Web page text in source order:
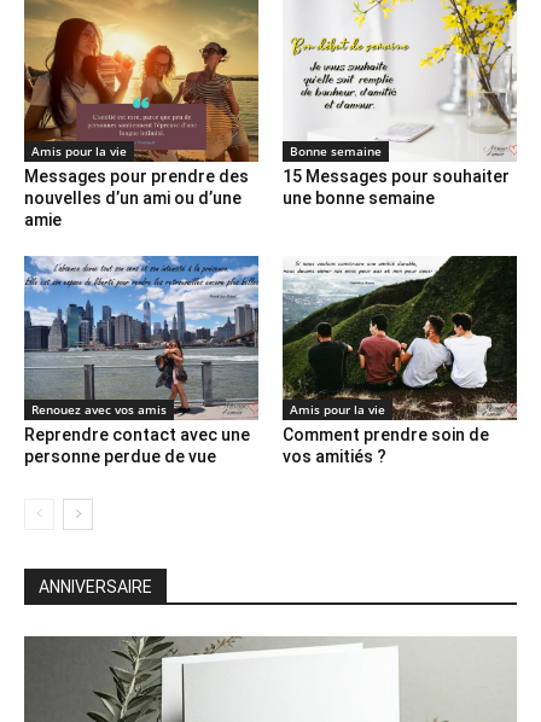
Amis pour la vie
Messages pour prendre des
nouvelles d’un ami ou d’une
amie
Bonne semaine
15 Messages pour souhaiter
une bonne semaine
Renouez avec vos amis
Reprendre contact avec une
personne perdue de vue
Amis pour la vie
Comment prendre soin de
vos amitiés ?
ANNIVERSAIRE